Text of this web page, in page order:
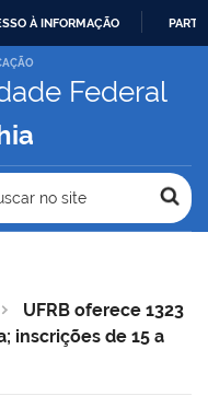
À INFORMAÇÃO
Federal
no site
UFRB oferece 1323
inscrições de 15 a